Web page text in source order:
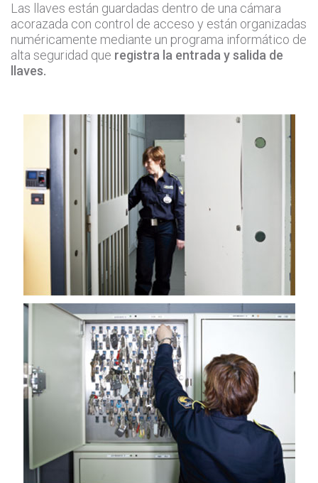
Las llaves están guardadas dentro de una cámara
acorazada con control de acceso y están organizadas
numéricamente mediante un programa informático de
alta seguridad que registra la entrada y salida de
llaves.